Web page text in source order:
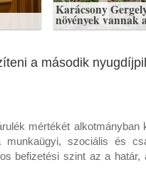
Karácsony
növények vannak
a második
mértékét
szociális és
befizetési szint az a